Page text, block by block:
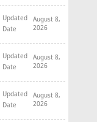
Updated
Date
August 8,
2026
Updated
Date
August 8,
2026
Updated
Date
August 8,
2026